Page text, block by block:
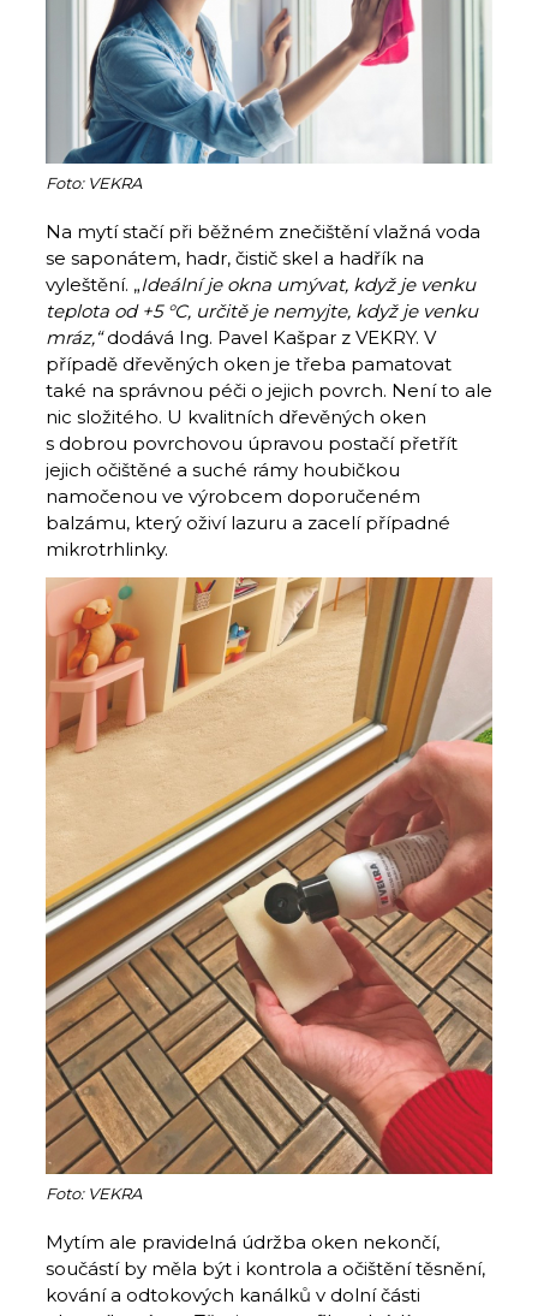
Foto: VEKRA
Na mytí stačí při běžném znečištění vlažná voda
se saponátem, hadr, čistič skel a hadřík na
vyleštění. „Ideální je okna umývat, když je venku
teplota od +5 °C, určitě je nemyjte, když je venku
mráz,“dodává Ing. Pavel Kašpar z VEKRY. V
případě dřevěných oken je třeba pamatovat
také na správnou péči o jejich povrch. Není to ale
nic složitého. U kvalitních dřevěných oken
s dobrou povrchovou úpravou postačí přetřít
jejich očištěné a suché rámy houbičkou
namočenou ve výrobcem doporučeném
balzámu, který oživí lazuru a zacelí případné
mikrotrhlinky.
Foto: VEKRA
Mytím ale pravidelná údržba oken nekončí,
součástí by měla být i kontrola a očištění těsnění,
kování a odtokových kanálků v dolní části